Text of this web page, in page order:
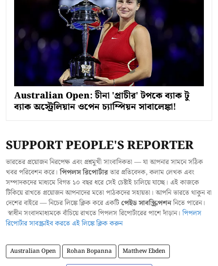
Australian Open: চীনা 'প্রাচীর' টপকে ব্যাক টু
ব্যাক অস্ট্রেলিয়ান ওপেন চ্যাম্পিয়ন সাবালেঙ্কা!
SUPPORT PEOPLE'S REPORTER
ভারতের প্রয়োজন নিরপেক্ষ এবং প্রশ্নমুখী সাংবাদিকতা — যা আপনার সামনে সঠিক
খবর পরিবেশন করে।পিপলস রিপোর্টারতার প্রতিবেদক, কলাম লেখক এবং
সম্পাদকদের মাধ্যমে বিগত ১০ বছর ধরে সেই চেষ্টাই চালিয়ে যাচ্ছে। এই কাজকে
টিকিয়ে রাখতে প্রয়োজন আপনাদের মতো পাঠকদের সহায়তা। আপনি ভারতে থাকুন বা
দেশের বাইরে — নিচের লিঙ্কে ক্লিক করে একটিপেইড সাবস্ক্রিপশননিতে পারেন।
স্বাধীন সংবাদমাধ্যমকে বাঁচিয়ে রাখতে পিপলস রিপোর্টারের পাশে দাঁড়ান।পিপলস
রিপোর্টার সাবস্ক্রাইব করতে এই লিঙ্কে ক্লিক করুন
Australian Open Rohan Bopanna Matthew Ebden